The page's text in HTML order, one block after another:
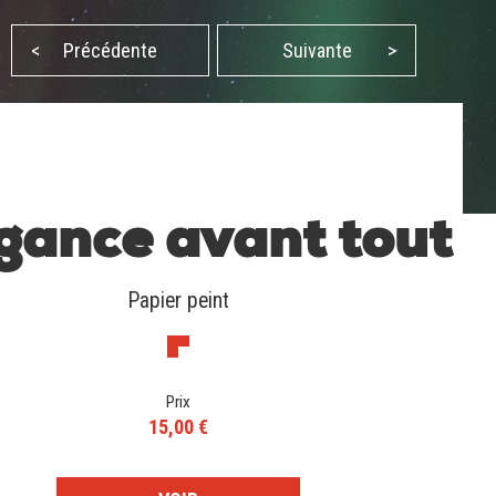
< Précédente Suivante >
avant tout
Papier peint
Prix
15,00 €